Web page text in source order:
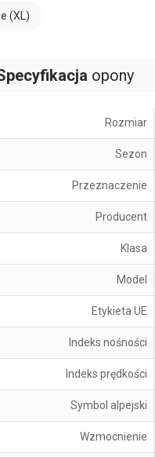
(XL)
opony
Rozmiar
Sezon
Przeznaczenie
Producent
Klasa
Model
Etykieta UE
Indeks nośności
Indeks prędkości
Symbol alpejski
Wzmocnienie